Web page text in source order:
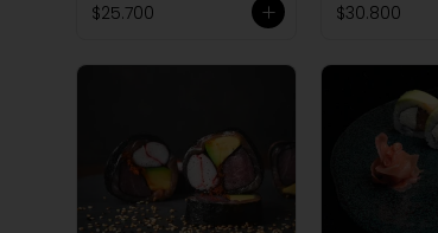
$25.700 $30.800